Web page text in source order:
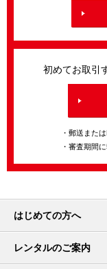
初めてお取引
・郵送また
・審査期間
はじめての方へ
レンタルのご案内